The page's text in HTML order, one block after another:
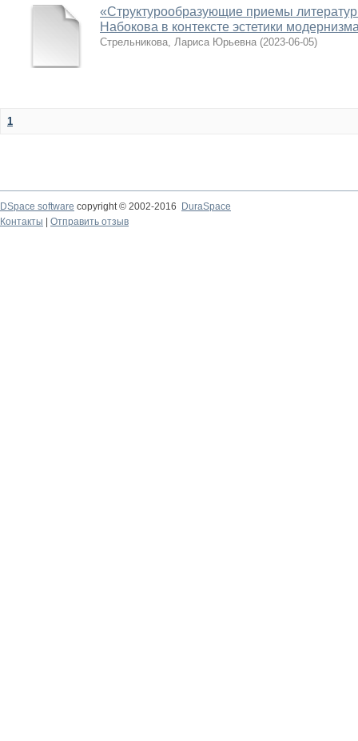
«Структурообразующие приемы
Набокова в контексте эстетики
Стрельникова, Лариса Юрьевна (2023-06-05)
1
DSpace software copyright © 2002-2016
DuraSpace
Контакты
Отправить отзыв